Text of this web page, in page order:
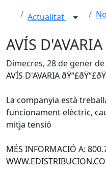
Actualitat
AVÍS D'AVARIA
Dimecres, 28 de gener de
AVÍS D'AVARIA
La companyia està
funcionament elèctric,
mitja tensió
MÉS INFORMACIÓ A: